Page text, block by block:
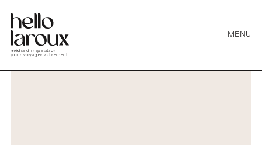
média d’inspiration
pour voyager autrement
MENU